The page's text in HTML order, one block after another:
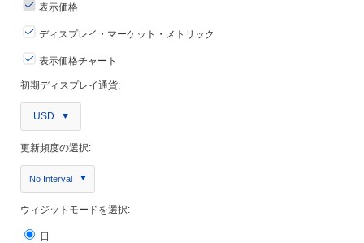
表示価格
ディスプレイ・マーケット・メトリック
表示価格チャート
初期ディスプレイ通貨:
USD
更新頻度の選択:
No Interval
ウィジットモードを選択:
日